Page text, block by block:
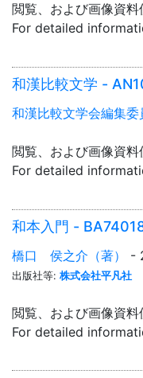
閲覧、および画像資料
For detailed
和漢比較文学 -
和漢比較文学会編集
閲覧、および画像資料
For detailed
和本入門 -
橋口 侯之介（著） -
出版社等: 株式会社平凡社
閲覧、および画像資料
For detailed